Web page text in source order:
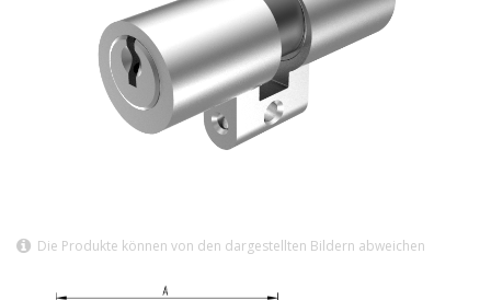
Die Produkte können von den dargestellten Bildern abweichen